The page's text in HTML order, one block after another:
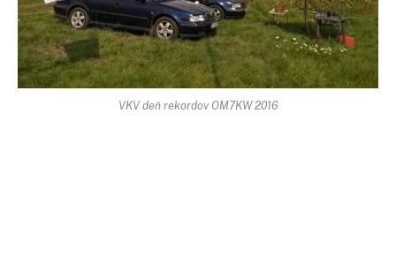
VKV deň rekordov OM7KW 2016